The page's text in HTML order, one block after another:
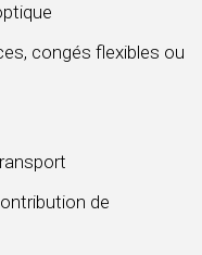
congés flexibles ou
de